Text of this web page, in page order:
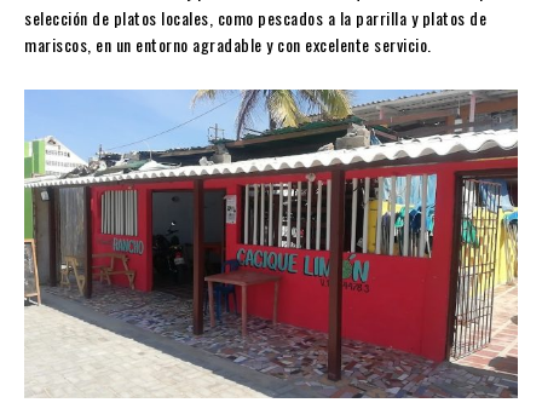
selección de platos locales, como pescados a la parrilla y platos de
mariscos, en un entorno agradable y con excelente servicio.